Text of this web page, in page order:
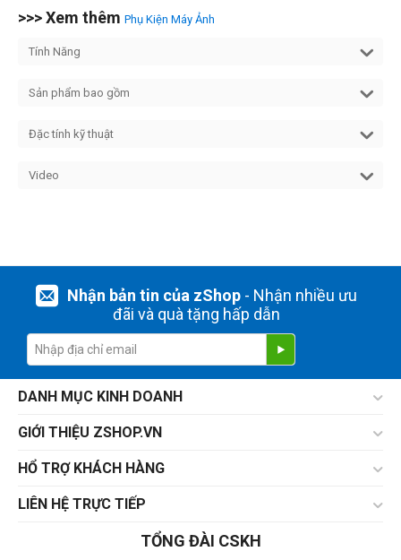
>>> Xem thêm Phụ Kiện Máy Ảnh
Tính Năng
Sản phẩm bao gồm
Đặc tính kỹ thuật
Video
Nhận bản tin của zShop- Nhận nhiều ưu
đãi và quà tặng hấp dẫn
DANH MỤC KINH DOANH
GIỚI THIỆU ZSHOP.VN
HỔ TRỢ KHÁCH HÀNG
LIÊN HỆ TRỰC TIẾP
TỔNG ĐÀI CSKH